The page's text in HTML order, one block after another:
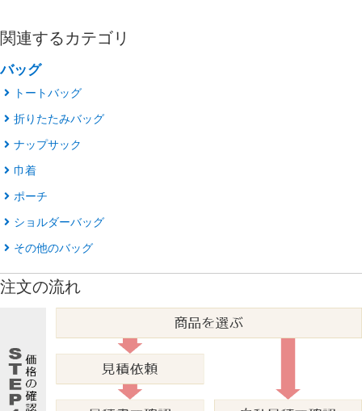
関連するカテゴリ
バッグ
トートバッグ
折りたたみバッグ
ナップサック
巾着
ポーチ
ショルダーバッグ
その他のバッグ
注文の流れ